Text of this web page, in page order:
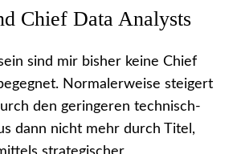
Chief Data Analysts
sind mir bisher keine Chief
Normalerweise steigert
den geringeren technisch-
dann nicht mehr durch Titel,